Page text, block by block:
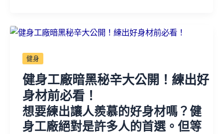
健身
健身工廠暗黑秘辛大公開！練出好
身材前必看！
想要練出讓人羨慕的好身材嗎？健
身工廠絕對是許多人的首選。但等